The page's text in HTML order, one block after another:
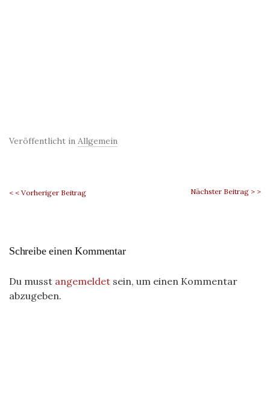
Veröffentlicht in Allgemein
< < Vorheriger Beitrag Nächster Beitrag > >
Schreibe einen Kommentar
Du musst angemeldet sein, um einen Kommentar
abzugeben.